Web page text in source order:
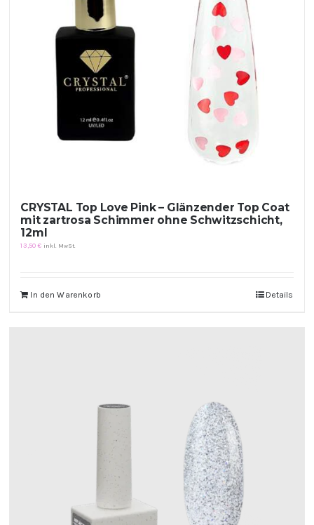
Kundenbewertungen
CRYSTAL Top Love Pink – Glänzender Top Coat
mit zartrosa Schimmer ohne Schwitzschicht,
12ml
13,50€ inkl. MwSt.
In den Warenkorb Details